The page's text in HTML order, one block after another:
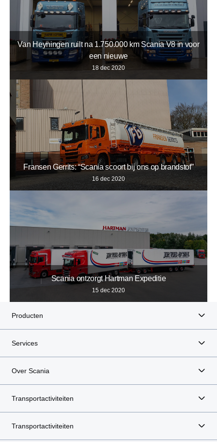
Van Heyningen ruilt na 1.750.000 km Scania V8 in voor
een nieuwe
18 dec 2020
Fransen Gerrits: “Scania scoort bij ons op brandstof”
16 dec 2020
Scania ontzorgt Hartman Expeditie
15 dec 2020
Producten
Services
Over Scania
Transportactiviteiten
Transportactiviteiten